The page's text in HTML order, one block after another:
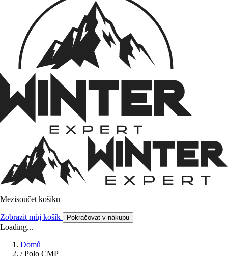
Mezisoučet košíku
Zobrazit můj košík Pokračovat v nákupu
Loading...
Domů
/ Polo CMP